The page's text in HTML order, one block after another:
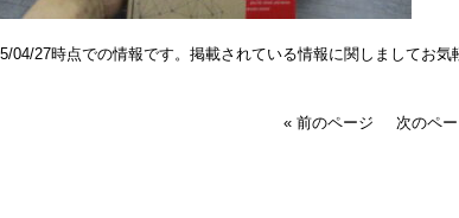
04/27時点での情報です。掲載されている情報に関しましてお気
« 前のページ 次のペ